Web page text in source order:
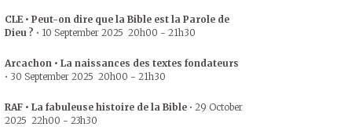
CLE • Peut-on dire que la Bible est la Parole de
Dieu ? • 10 September 2025 20h00 - 21h30
Arcachon • La naissances des textes fondateurs
• 30 September 2025 20h00 - 21h30
RAF • La fabuleuse histoire de la Bible • 29 October
2025 22h00 - 23h30